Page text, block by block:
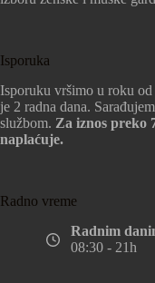
Isporuka
Isporuku vršimo u roku
je 2 radna dana.
službom. Za iznos preko
naplaćuje.
Radno vreme
Radnim
08:30 - 21h